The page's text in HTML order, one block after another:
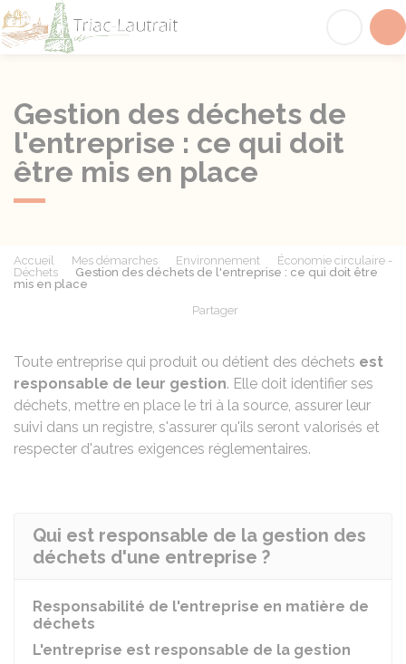
Gestion des déchets de
l'entreprise : ce qui doit
être mis en place
Accueil Mes démarches Environnement
Économie circulaire -
Déchets
Gestion des déchets de l'entreprise : ce qui doit être
mis en place
Partager
Toute entreprise qui produit ou détient des déchets est
responsable de leur gestion. Elle doit identifier ses
déchets, mettre en place le tri à la source, assurer leur
suivi dans un registre, s'assurer qu'ils seront valorisés et
respecter d'autres exigences réglementaires.
Qui est responsable de la gestion des
déchets d'une entreprise ?
Responsabilité de l'entreprise en matière de
déchets
L'entreprise est responsable de la gestion